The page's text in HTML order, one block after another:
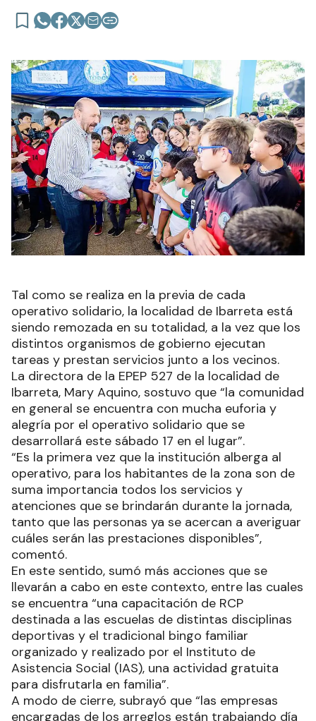
Tal como se realiza en la previa de cada
operativo solidario, la localidad de Ibarreta está
siendo remozada en su totalidad, a la vez que los
distintos organismos de gobierno ejecutan
tareas y prestan servicios junto a los vecinos.
La directora de la EPEP 527 de la localidad de
Ibarreta, Mary Aquino, sostuvo que “la comunidad
en general se encuentra con mucha euforia y
alegría por el operativo solidario que se
desarrollará este sábado 17 en el lugar”.
“Es la primera vez que la institución alberga al
operativo, para los habitantes de la zona son de
suma importancia todos los servicios y
atenciones que se brindarán durante la jornada,
tanto que las personas ya se acercan a averiguar
cuáles serán las prestaciones disponibles”,
comentó.
En este sentido, sumó más acciones que se
llevarán a cabo en este contexto, entre las cuales
se encuentra “una capacitación de RCP
destinada a las escuelas de distintas disciplinas
deportivas y el tradicional bingo familiar
organizado y realizado por el Instituto de
Asistencia Social (IAS), una actividad gratuita
para disfrutarla en familia”.
A modo de cierre, subrayó que “las empresas
encargadas de los arreglos están trabajando día